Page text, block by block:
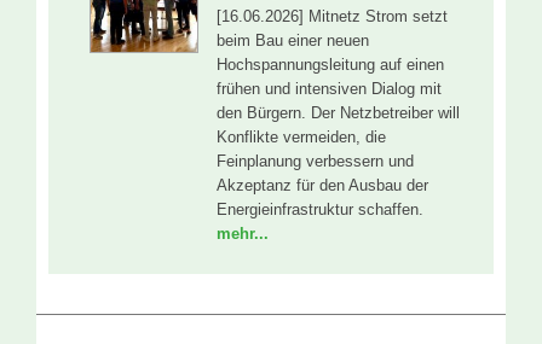
[16.06.2026] Mitnetz Strom setzt
beim Bau einer neuen
Hochspannungsleitung auf einen
frühen und intensiven Dialog mit
den Bürgern. Der Netzbetreiber will
Konflikte vermeiden, die
Feinplanung verbessern und
Akzeptanz für den Ausbau der
Energieinfrastruktur schaffen.
mehr...